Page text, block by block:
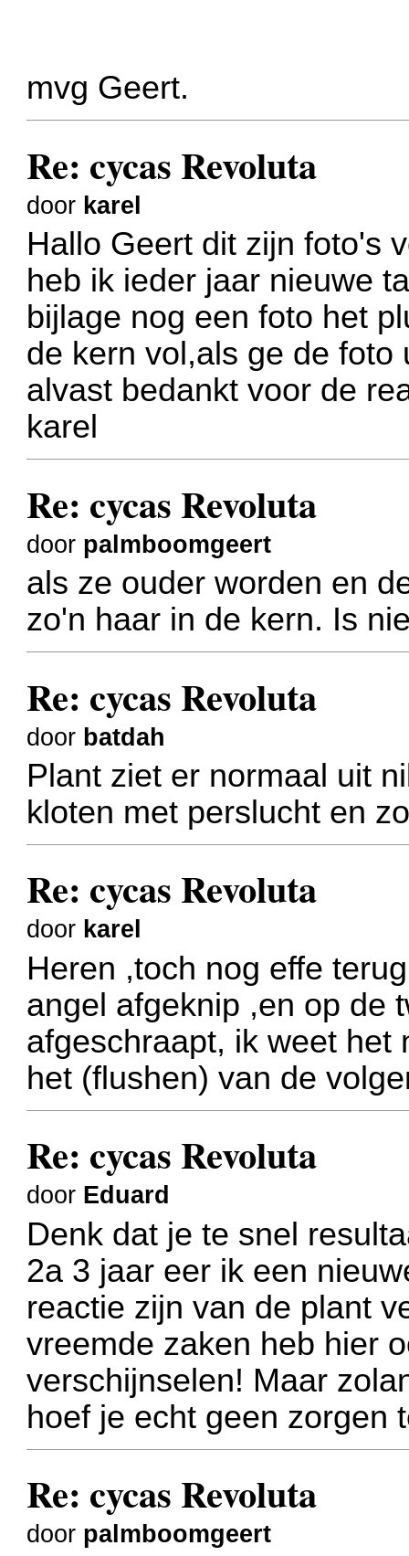
mvg Geert.
Re: cycas Revoluta
door karel
Hallo Geert dit zijn foto's
heb ik ieder jaar nieuwe
bijlage nog een foto het
de kern vol,als ge de
alvast bedankt voor de
karel
Re: cycas Revoluta
door palmboomgeert
als ze ouder worden en
zo'n haar in de kern. Is
Re: cycas Revoluta
door batdah
Plant ziet er normaal uit
kloten met perslucht en
Re: cycas Revoluta
door karel
Heren ,toch nog effe
angel afgeknip ,en op de
afgeschraapt, ik weet het
het (flushen) van de
Re: cycas Revoluta
door Eduard
Denk dat je te snel
2a 3 jaar eer ik een
reactie zijn van de plant
vreemde zaken heb hier
verschijnselen! Maar
hoef je echt geen zorgen
Re: cycas Revoluta
door palmboomgeert